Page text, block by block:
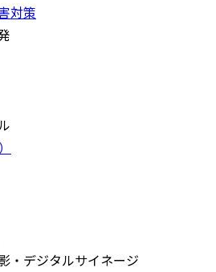
対策
・デジタルサイネージ